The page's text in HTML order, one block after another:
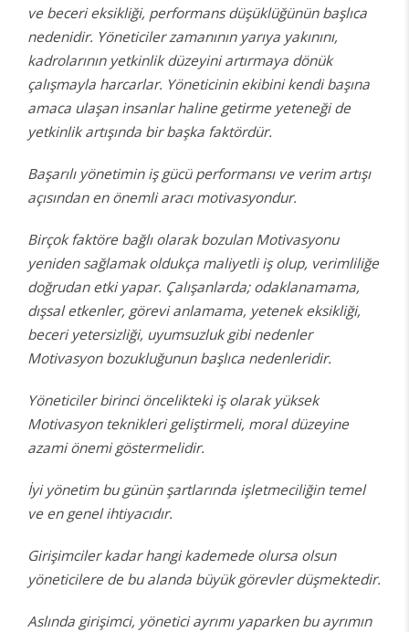
ve beceri eksikliği, performans düşüklüğünün başlıca
nedenidir. Yöneticiler zamanının yarıya yakınını,
kadrolarının yetkinlik düzeyini artırmaya dönük
çalışmayla harcarlar. Yöneticinin ekibini kendi başına
amaca ulaşan insanlar haline getirme yeteneği de
yetkinlik artışında bir başka faktördür.
Başarılı yönetimin iş gücü performansı ve verim artışı
açısından en önemli aracı motivasyondur.
Birçok faktöre bağlı olarak bozulan Motivasyonu
yeniden sağlamak oldukça maliyetli iş olup, verimliliğe
doğrudan etki yapar. Çalışanlarda; odaklanamama,
dışsal etkenler, görevi anlamama, yetenek eksikliği,
beceri yetersizliği, uyumsuzluk gibi nedenler
Motivasyon bozukluğunun başlıca nedenleridir.
Yöneticiler birinci öncelikteki iş olarak yüksek
Motivasyon teknikleri geliştirmeli, moral düzeyine
azami önemi göstermelidir.
İyi yönetim bu günün şartlarında işletmeciliğin temel
ve en genel ihtiyacıdır.
Girişimciler kadar hangi kademede olursa olsun
yöneticilere de bu alanda büyük görevler düşmektedir.
Aslında girişimci, yönetici ayrımı yaparken bu ayrımın